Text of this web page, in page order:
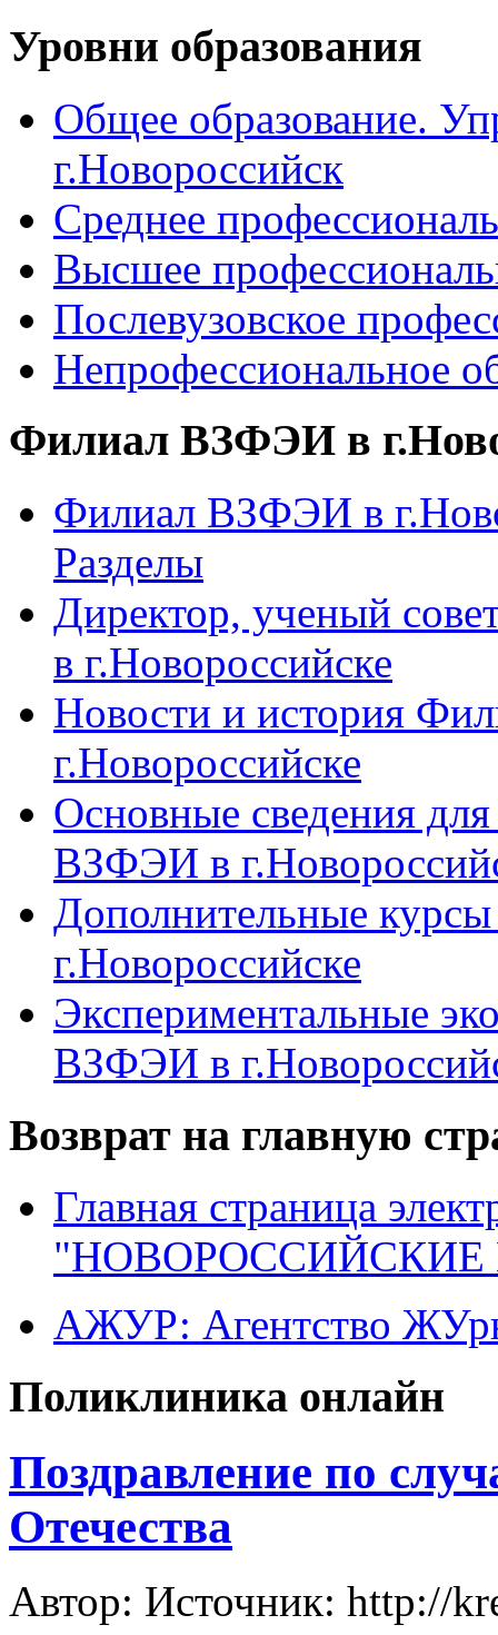
Уровни образования
Общее образование.
г.Новороссийск
Среднее
Высшее
Послевузовское
Непрофессиональное
Филиал ВЗФЭИ в
Филиал ВЗФЭИ в
Разделы
Директор, ученый
в г.Новороссийске
Новости и история
г.Новороссийске
Основные сведения
ВЗФЭИ в
Дополнительные
г.Новороссийске
Экспериментальные
ВЗФЭИ в
Возврат на главную
Главная страница
"НОВОРОССИЙСКИЕ
АЖУР: Агентство
Поликлиника онлайн
Поздравление по
Отечества
Автор: Источник: http://